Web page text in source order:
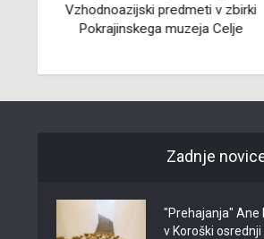
Vzhodnoazijski predmeti v zbirki
Pokrajinskega muzeja Celje
Zadnje
"Prehajanja" Ane
v Koroški osrednji